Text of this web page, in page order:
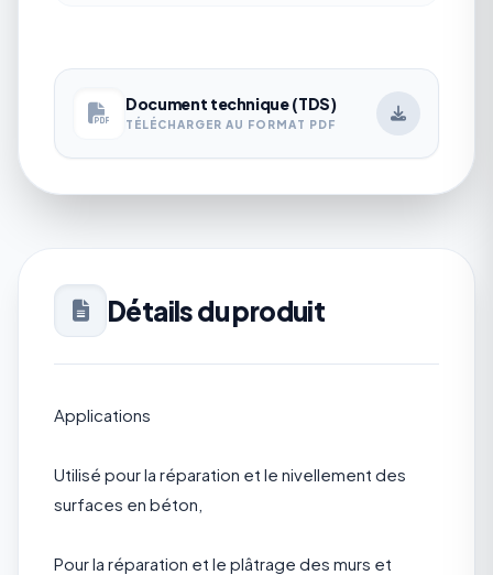
Document technique (TDS)
TÉLÉCHARGER AU FORMAT PDF
Détails du produit
Applications
Utilisé pour la réparation et le nivellement des
surfaces en béton,
Pour la réparation et le plâtrage des murs et